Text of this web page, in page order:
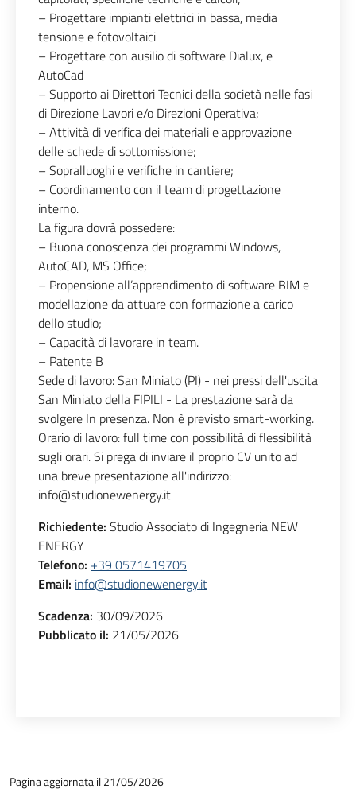
– Progettare impianti elettrici in bassa, media
tensione e fotovoltaici
– Progettare con ausilio di software Dialux, e
AutoCad
– Supporto ai Direttori Tecnici della società nelle fasi
di Direzione Lavori e/o Direzioni Operativa;
– Attività di verifica dei materiali e approvazione
delle schede di sottomissione;
– Sopralluoghi e verifiche in cantiere;
– Coordinamento con il team di progettazione
interno.
La figura dovrà possedere:
– Buona conoscenza dei programmi Windows,
AutoCAD, MS Office;
– Propensione all’apprendimento di software BIM e
modellazione da attuare con formazione a carico
dello studio;
– Capacità di lavorare in team.
– Patente B
Sede di lavoro: San Miniato (PI) - nei pressi dell'uscita
San Miniato della FIPILI - La prestazione sarà da
svolgere In presenza. Non è previsto smart-working.
Orario di lavoro: full time con possibilità di flessibilità
sugli orari. Si prega di inviare il proprio CV unito ad
una breve presentazione all'indirizzo:
info@studionewenergy.it
Richiedente: Studio Associato di Ingegneria NEW
ENERGY
Telefono: +39 0571419705
Email: info@studionewenergy.it
Scadenza: 30/09/2026
Pubblicato il: 21/05/2026
Pagina aggiornata il 21/05/2026